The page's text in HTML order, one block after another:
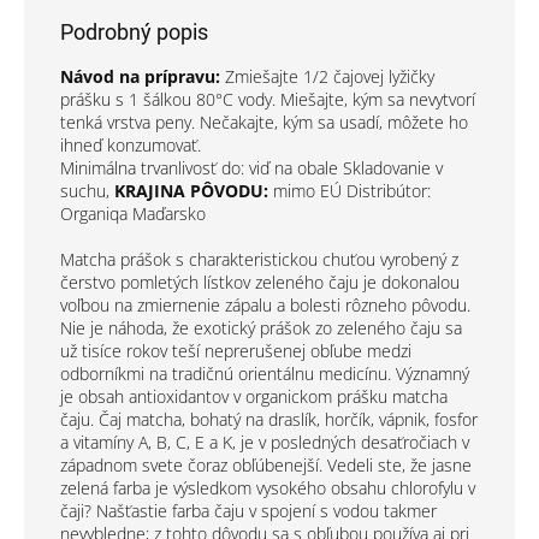
Podrobný popis
Návod na prípravu: Zmiešajte 1/2 čajovej lyžičky
prášku s 1 šálkou 80°C vody. Miešajte, kým sa nevytvorí
tenká vrstva peny. Nečakajte, kým sa usadí, môžete ho
ihneď konzumovať.
Minimálna trvanlivosť do: viď na obale Skladovanie v
suchu, KRAJINA PÔVODU: mimo EÚ Distribútor:
Organiqa Maďarsko
Matcha prášok s charakteristickou chuťou vyrobený z
čerstvo pomletých lístkov zeleného čaju je dokonalou
voľbou na zmiernenie zápalu a bolesti rôzneho pôvodu.
Nie je náhoda, že exotický prášok zo zeleného čaju sa
už tisíce rokov teší neprerušenej obľube medzi
odborníkmi na tradičnú orientálnu medicínu. Významný
je obsah antioxidantov v organickom prášku matcha
čaju. Čaj matcha, bohatý na draslík, horčík, vápnik, fosfor
a vitamíny A, B, C, E a K, je v posledných desaťročiach v
západnom svete čoraz obľúbenejší. Vedeli ste, že jasne
zelená farba je výsledkom vysokého obsahu chlorofylu v
čaji? Našťastie farba čaju v spojení s vodou takmer
nevybledne; z tohto dôvodu sa s obľubou používa aj pri